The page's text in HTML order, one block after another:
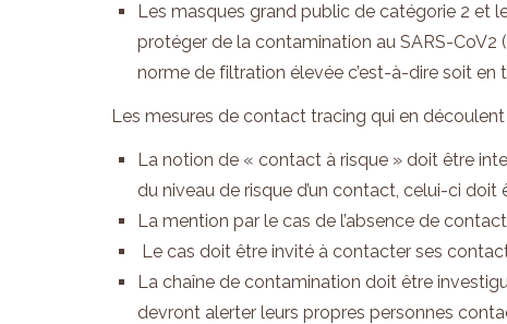
Les masques grand public de catégorie 2 et
protéger de la contamination au SARS-
norme de filtration élevée c’est-à-dire soit en
Les mesures de contact tracing qui en
La notion de « contact à risque » doit être
du niveau de risque d’un contact, celui-ci
La mention par le cas de l’absence de
Le cas doit être invité à contacter ses
La chaîne de contamination doit être
devront alerter leurs propres personnes